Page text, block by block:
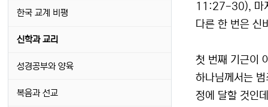
11:27-30), 마
다른 한 번은 신
첫 번째 기근이
하나님께서는
정에 달할 것인
한국 교계 비평
신학과 교리
성경공부와 양육
복음과 선교